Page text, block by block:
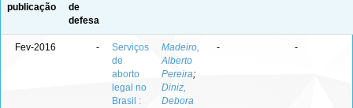
publicação
de
defesa
Fev-2016 -
Serviços
de
aborto
legal no
Brasil :
Madeiro,
Alberto
Pereira;
Diniz,
Debora
- -